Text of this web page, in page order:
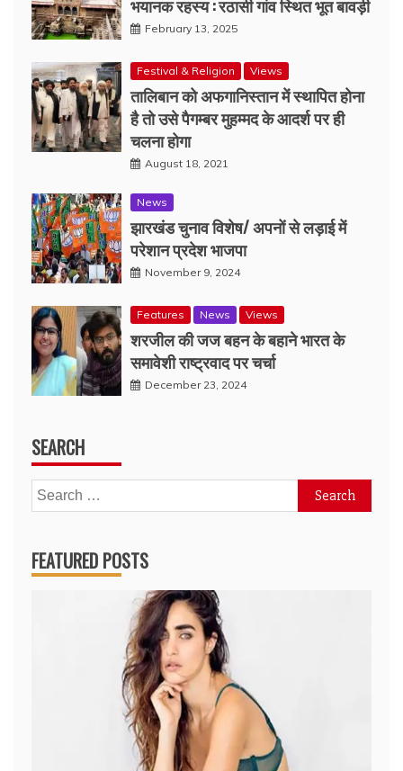
भयानक रहस्य : रठासी गांव स्थित भूत बावड़ी
February 13, 2025
Festival & Religion Views
तालिबान को अफगानिस्तान में स्थापित होना
है तो उसे पैगम्बर मुहम्मद के आदर्श पर ही
चलना होगा
August 18, 2021
News
झारखंड चुनाव विशेष/ अपनों से लड़ाई में
परेशान प्रदेश भाजपा
November 9, 2024
Features News Views
शरजील की जज बहन के बहाने भारत के
समावेशी राष्ट्रवाद पर चर्चा
December 23, 2024
SEARCH
Search
for:
FEATURED POSTS